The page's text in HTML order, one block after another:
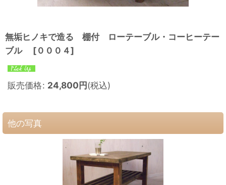
無垢ヒノキで造る 棚付 ローテーブル・コーヒーテー
ブル [０００４]
販売価格: 24,800円(税込)
他の写真